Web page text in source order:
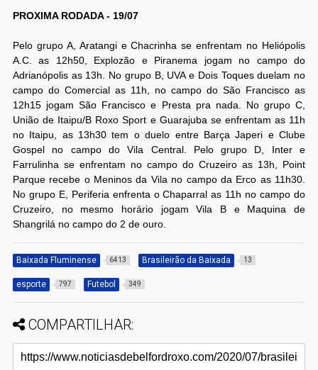
PROXIMA RODADA - 19/07
Pelo grupo A, Aratangi e Chacrinha se enfrentam no Heliópolis
A.C. as 12h50, Explozão e Piranema jogam no campo do
Adrianópolis as 13h. No grupo B, UVA e Dois Toques duelam no
campo do Comercial as 11h, no campo do São Francisco as
12h15 jogam São Francisco e Presta pra nada. No grupo C,
União de Itaipu/B Roxo Sport e Guarajuba se enfrentam as 11h
no Itaipu, as 13h30 tem o duelo entre Barça Japeri e Clube
Gospel no campo do Vila Central. Pelo grupo D, Inter e
Farrulinha se enfrentam no campo do Cruzeiro as 13h, Point
Parque recebe o Meninos da Vila no campo da Erco as 11h30.
No grupo E, Periferia enfrenta o Chaparral as 11h no campo do
Cruzeiro, no mesmo horário jogam Vila B e Maquina de
Shangrilá no campo do 2 de ouro.
Baixada Fluminense 6413 Brasileirão da Baixada 13
esporte 797 Futebol 349
COMPARTILHAR: